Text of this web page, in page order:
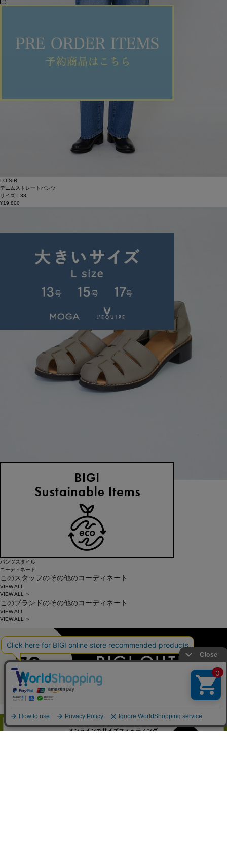
LOISIR
デニムストレートパンツ
サイズ：38
¥19,800
パンツスタイル
コーディネート
このスタッフのその他のコーディネート
VIEW ALL
VIEW ALL ＞
このブランドのその他のコーディネート
VIEW ALL
VIEW ALL ＞